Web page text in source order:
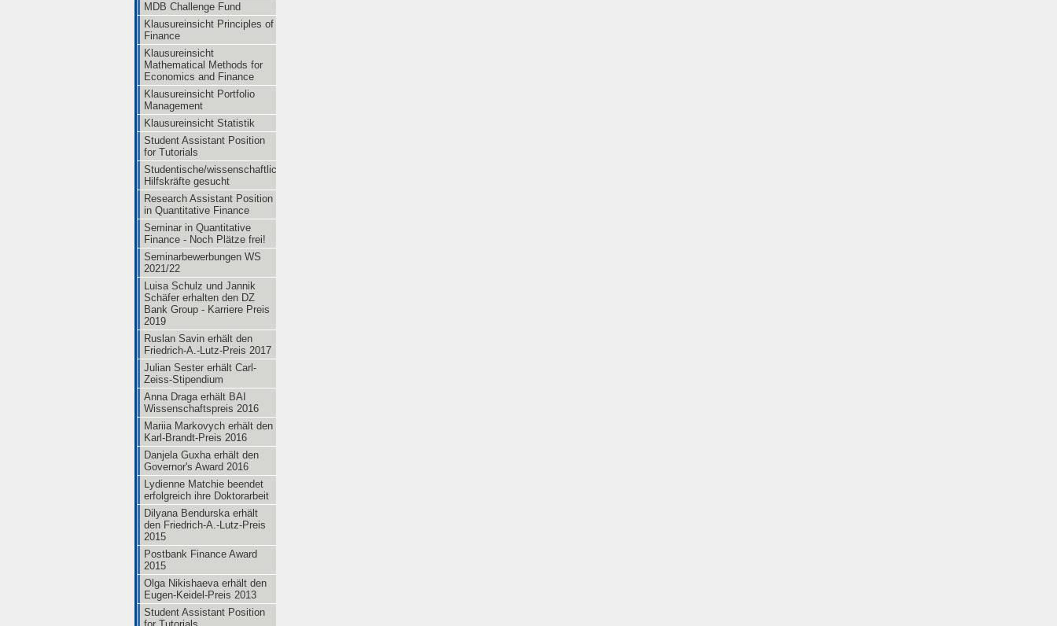
MDB Challenge Fund
Klausureinsicht Principles of
Finance
Klausureinsicht
Mathematical Methods for
Economics and Finance
Klausureinsicht Portfolio
Management
Klausureinsicht Statistik
Student Assistant Position
for Tutorials
Studentische/wissenschaftliche
Hilfskräfte gesucht
Research Assistant Position
in Quantitative Finance
Seminar in Quantitative
Finance - Noch Plätze frei!
Seminarbewerbungen WS
2021/22
Luisa Schulz und Jannik
Schäfer erhalten den DZ
Bank Group - Karriere Preis
2019
Ruslan Savin erhält den
Friedrich-A.-Lutz-Preis 2017
Julian Sester erhält Carl-
Zeiss-Stipendium
Anna Draga erhält BAI
Wissenschaftspreis 2016
Mariia Markovych erhält den
Karl-Brandt-Preis 2016
Danjela Guxha erhält den
Governor's Award 2016
Lydienne Matchie beendet
erfolgreich ihre Doktorarbeit
Dilyana Bendurska erhält
den Friedrich-A.-Lutz-Preis
2015
Postbank Finance Award
2015
Olga Nikishaeva erhält den
Eugen-Keidel-Preis 2013
Student Assistant Position